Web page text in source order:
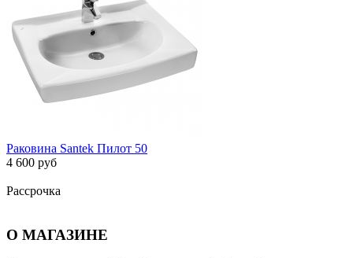
Раковина Santek Пилот 50
4 600 руб
Рассрочка
О МАГАЗИНЕ